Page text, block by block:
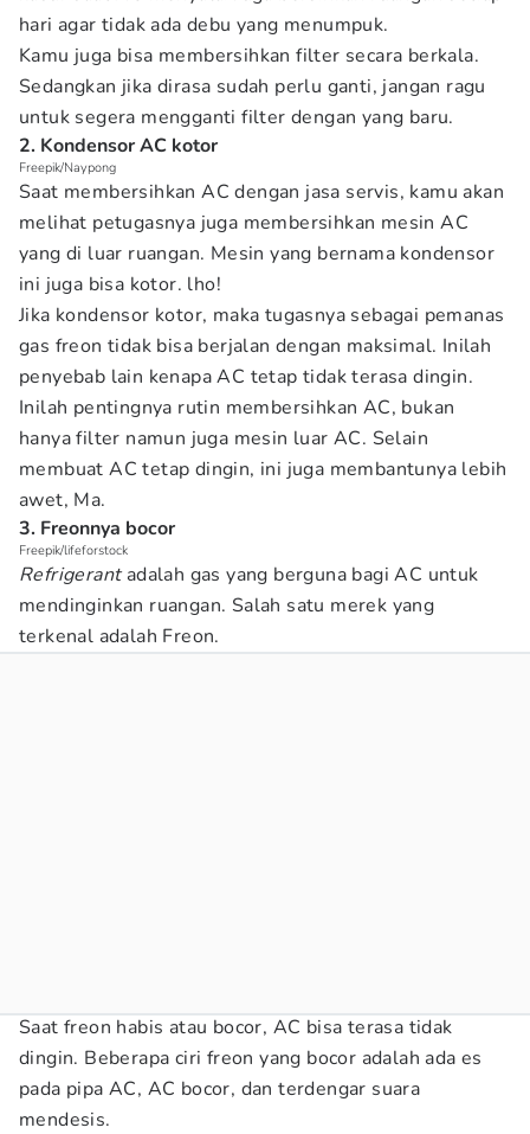
hari agar tidak ada debu yang menumpuk.
Kamu juga bisa membersihkan filter secara berkala.
Sedangkan jika dirasa sudah perlu ganti, jangan ragu
untuk segera mengganti filter dengan yang baru.
2. Kondensor AC kotor
Freepik/Naypong
Saat membersihkan AC dengan jasa servis, kamu akan
melihat petugasnya juga membersihkan mesin AC
yang di luar ruangan. Mesin yang bernama kondensor
ini juga bisa kotor. lho!
Jika kondensor kotor, maka tugasnya sebagai pemanas
gas freon tidak bisa berjalan dengan maksimal. Inilah
penyebab lain kenapa AC tetap tidak terasa dingin.
Inilah pentingnya rutin membersihkan AC, bukan
hanya filter namun juga mesin luar AC. Selain
membuat AC tetap dingin, ini juga membantunya lebih
awet, Ma.
3. Freonnya bocor
Freepik/lifeforstock
Refrigerantadalah gas yang berguna bagi AC untuk
mendinginkan ruangan. Salah satu merek yang
terkenal adalah Freon.
Saat freon habis atau bocor, AC bisa terasa tidak
dingin. Beberapa ciri freon yang bocor adalah ada es
pada pipa AC, AC bocor, dan terdengar suara
mendesis.